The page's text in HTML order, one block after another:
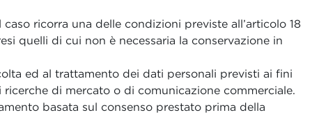
ricorra una delle condizioni previste all’articolo 18
quelli di cui non è necessaria la conservazione in
ed al trattamento dei dati personali previsti ai fini
di mercato o di comunicazione commerciale.
basata sul consenso prestato prima della